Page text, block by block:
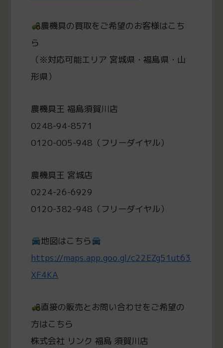
農機具の買取をご希望のお客様はこち
ら
（※対応可能エリア 宮城県・福島県・山
形県）
農機具王 福島須賀川店
0248-94-8571
0120-005-948（フリーダイヤル）
農機具王 宮城店
0224-26-6929
0120-382-948（フリーダイヤル）
地図はこちら
https://maps.app.goo.gl/c22EZg51ut63
XF4KA
直接の販売とお問い合わせをご希望の
方はこちら
株式会社 リンク 福島 須賀川店